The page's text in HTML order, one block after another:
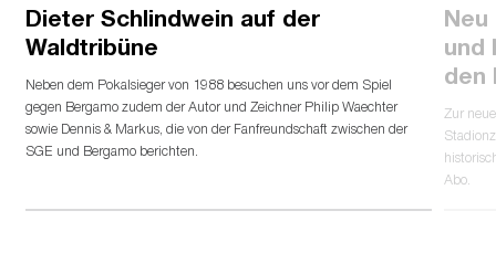
Dieter Schlindwein auf der
Waldtribüne
Neben dem Pokalsieger von 1988 besuchen uns vor dem Spiel
gegen Bergamo zudem der Autor und Zeichner Philip Waechter
sowie Dennis & Markus, die von der Fanfreundschaft zwischen der
SGE und Bergamo berichten.
und
den
Zur
Abo.